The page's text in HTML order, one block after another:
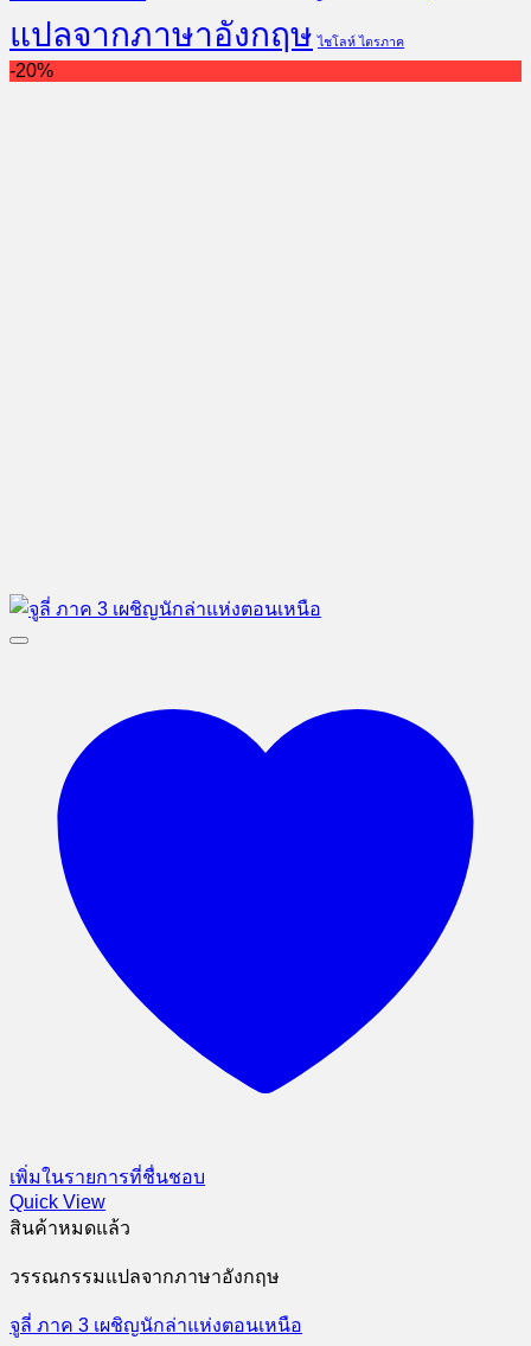
แปลจากภาษาอังกฤษ ไชโลห์ ไตรภาค
-20%
เพิ่มในรายการที่ชื่นชอบ
Quick View
สินค้าหมดแล้ว
วรรณกรรมแปลจากภาษาอังกฤษ
จูลี่ ภาค 3 เผชิญนักล่าแห่งตอนเหนือ